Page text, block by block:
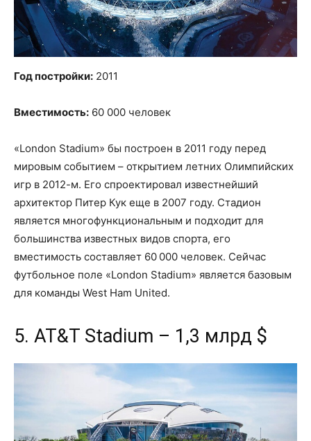
Год постройки: 2011
Вместимость: 60 000 человек
«London Stadium» бы построен в 2011 году перед
мировым событием – открытием летних Олимпийских
игр в 2012-м. Его спроектировал известнейший
архитектор Питер Кук еще в 2007 году. Стадион
является многофункциональным и подходит для
большинства известных видов спорта, его
вместимость составляет 60 000 человек. Сейчас
футбольное поле «London Stadium» является базовым
для команды West Ham United.
5. AT&T Stadium – 1,3 млрд $